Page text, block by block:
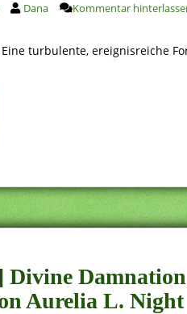
Dana Kommentar
Eine turbulente, ereignisreiche
Divine
Aurelia L. Night